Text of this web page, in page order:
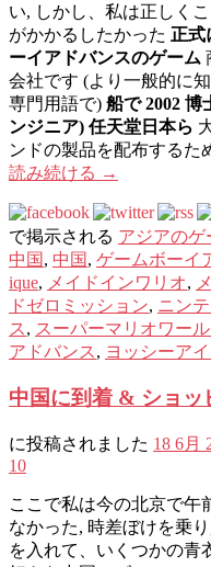
い, しかし、私は正しく
がかかるしたかった 正式
ーイアドバンスのゲーム
会社です (より一般的に
専門用語で) 船で 2002 博
ンジニア) 任天堂日本ら
ンドの製品を配布するた
読み続ける →
で掲示される アジアのゲ
中国 , 中国 , ゲームボーイ
ique, メイドインワリオ,
ドゼロミッション, ニン
ス , スーパーマリオワー
アドバンス , ヨッシーア
中国に到着 & ショッ
に投稿されました 18 6月
10
ここで私は今の北京で午
なかった, 時差ぼけを乗
を入れて、いくつかの青